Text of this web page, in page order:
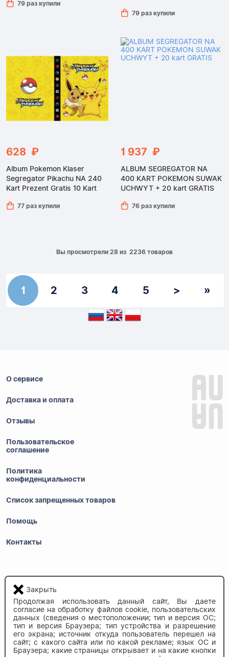
79 раз купили
79 раз купили
628 ₽
Album Pokemon Klaser
Segregator Pikachu NA 240
Kart Prezent Gratis 10 Kart
77 раз купили
1 937 ₽
ALBUM SEGREGATOR NA
400 KART POKEMON SUWAK
UCHWYT + 20 kart GRATIS
76 раз купили
Вы просмотрели 28 из 2236 товаров
1 2 3 4 5 > »
О сервисе
Доставка и оплата
Отзывы
Пользовательское
соглашение
Политика
конфиденциальности
Список запрещенных товаров
Помощь
Контакты
8 (800) 350-83-37
Бесплатно по России
Напишите нам
info@auau.market
Закрыть
Продолжая использовать данный сайт, Вы даете
согласие на обработку файлов cookie, пользовательских
данных (сведения о местоположении; тип и версия ОС;
тип и версия Браузера; тип устройства и разрешение
его экрана; источник откуда пользователь перешел на
сайт; с какого сайта или по какой рекламе; язык ОС и
Браузера; какие страницы открывает и на какие кнопки